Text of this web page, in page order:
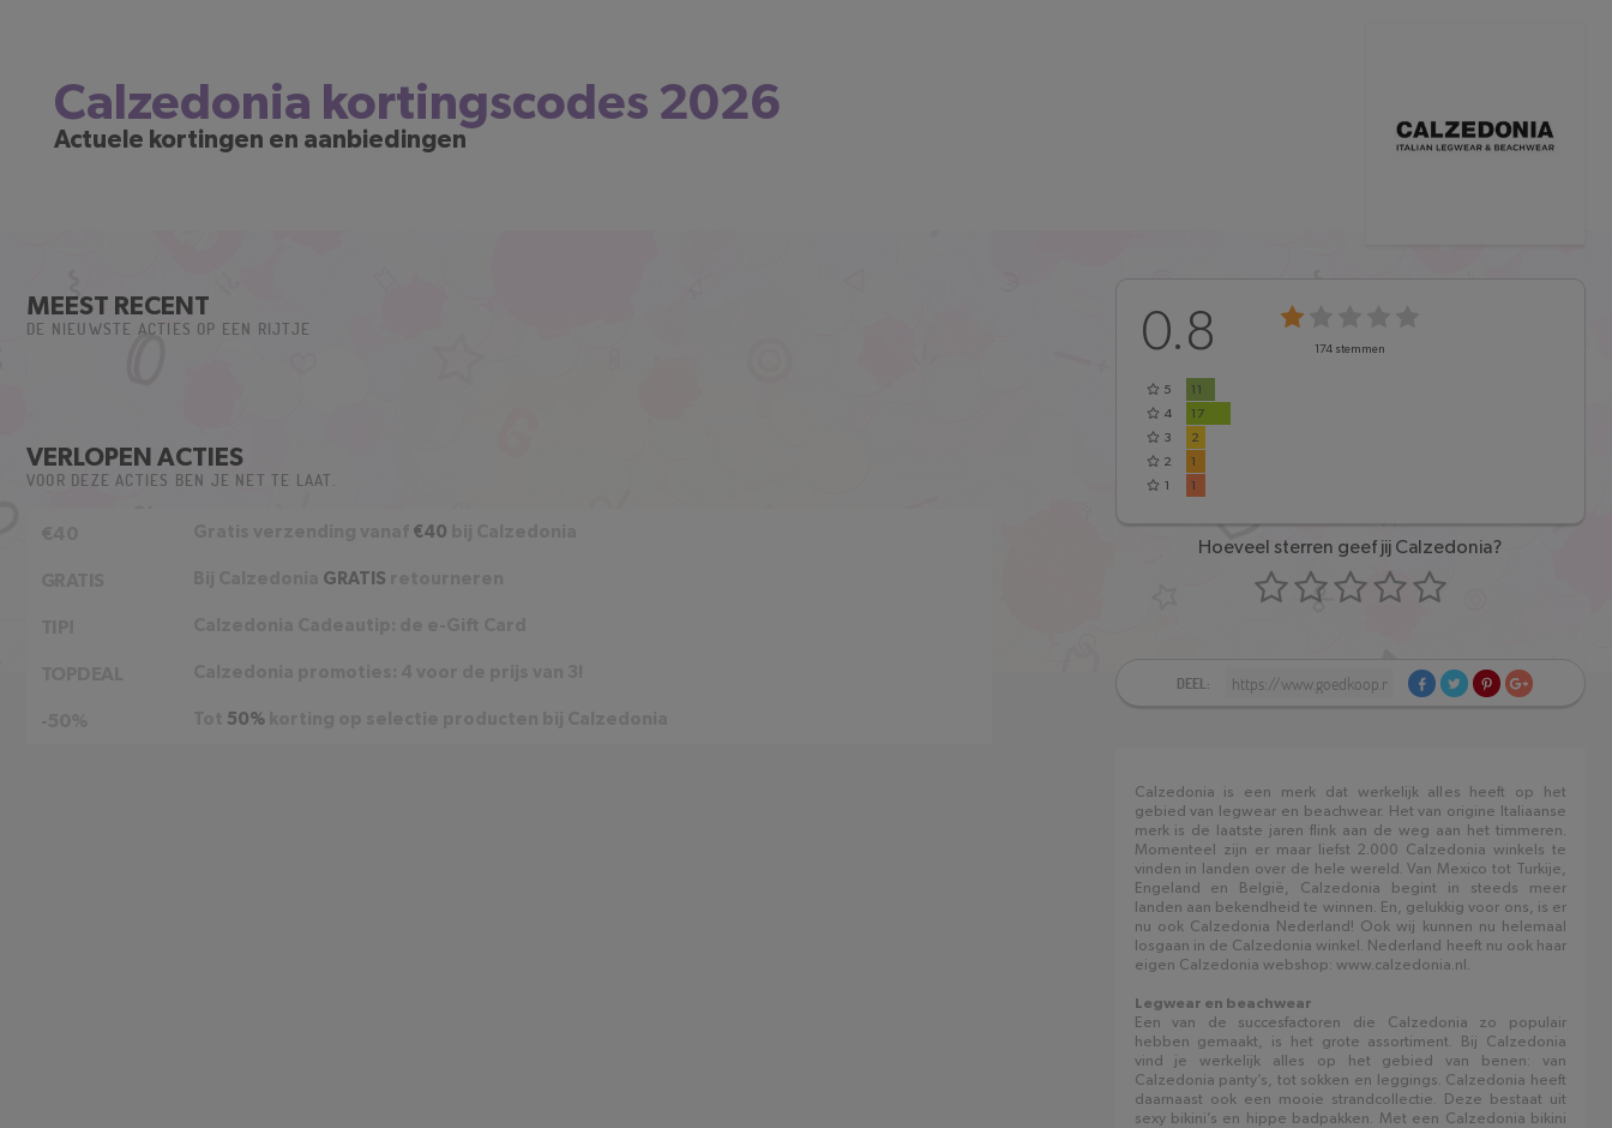
Calzedonia kortingscodes 2026
Actuele kortingen en aanbiedingen
MEEST RECENT
DE NIEUWSTE ACTIES OP EEN RIJTJE
VERLOPEN ACTIES
VOOR DEZE ACTIES BEN JE NET TE LAAT.
€40
GRATIS
50%
0.8 174 stemmen
5
11
4
17
3
2
2
1
1
1
Hoeveel sterren geef jij Calzedonia?
DEEL:
Calzedonia is een merk dat werkelijk alles heeft op het
gebied van legwear en beachwear. Het van origine Italiaanse
merk is de laatste jaren flink aan de weg aan het timmeren.
Momenteel zijn er maar liefst 2.000 Calzedonia winkels te
vinden in landen over de hele wereld. Van Mexico tot Turkije,
Engeland en België, Calzedonia begint in steeds meer
landen aan bekendheid te winnen. En, gelukkig voor ons, is er
nu ook Calzedonia Nederland! Ook wij kunnen nu helemaal
losgaan in de Calzedonia winkel. Nederland heeft nu ook haar
eigen Calzedonia webshop: www.calzedonia.nl.
Legwear en beachwear
Een van de succesfactoren die Calzedonia zo populair
hebben gemaakt, is het grote assortiment. Bij Calzedonia
vind je werkelijk alles op het gebied van benen: van
Calzedonia panty’s, tot sokken en leggings. Calzedonia heeft
daarnaast ook een mooie strandcollectie. Deze bestaat uit
sexy bikini’s en hippe badpakken. Met een Calzedonia bikini